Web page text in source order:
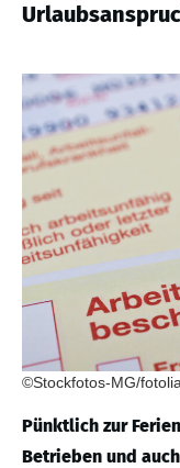
©Stockfotos-MG/
Pünktlich zur
Betrieben und